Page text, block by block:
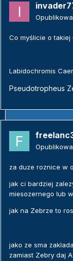
Co myślicie o takiej
Labidochromis
Pseudotropheus
za duze roznice w
jak ci bardziej
miesozernego lub
jak na Zebrze to
jako ze sma
zamiast Zebry daj